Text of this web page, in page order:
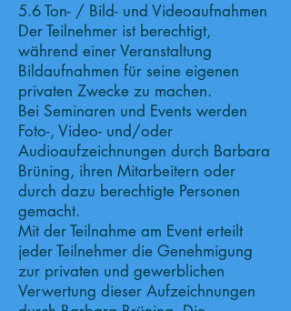
5.6 Ton- / Bild- und Videoaufnahmen
Der Teilnehmer ist berechtigt,
während einer Veranstaltung
Bildaufnahmen für seine eigenen
privaten Zwecke zu machen.
Bei Seminaren und Events werden
Foto-, Video- und/oder
Audioaufzeichnungen durch Barbara
Brüning, ihren Mitarbeitern oder
durch dazu berechtigte Personen
gemacht.
Mit der Teilnahme am Event erteilt
jeder Teilnehmer die Genehmigung
zur privaten und gewerblichen
Verwertung dieser Aufzeichnungen